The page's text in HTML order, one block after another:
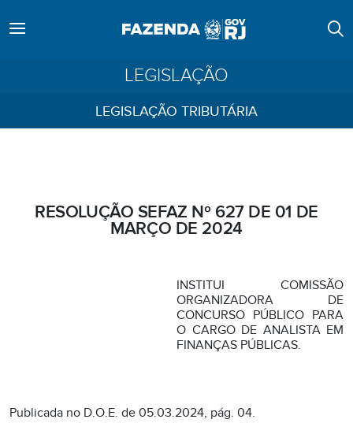
LEGISLAÇÃO
LEGISLAÇÃO TRIBUTÁRIA
RESOLUÇÃO SEFAZ Nº 627 DE 01 DE
MARÇO DE 2024
INSTITUI COMISSÃO
ORGANIZADORA DE
CONCURSO PÚBLICO PARA
O CARGO DE ANALISTA EM
FINANÇAS PÚBLICAS.
Publicada no D.O.E. de 05.03.2024, pág. 04.